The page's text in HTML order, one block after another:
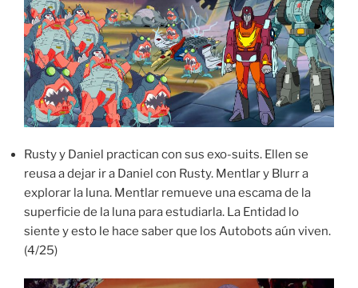
Rusty y Daniel practican con sus exo-suits. Ellen se
reusa a dejar ir a Daniel con Rusty. Mentlar y Blurr a
explorar la luna. Mentlar remueve una escama de la
superficie de la luna para estudiarla. La Entidad lo
siente y esto le hace saber que los Autobots aún viven.
(4/25)